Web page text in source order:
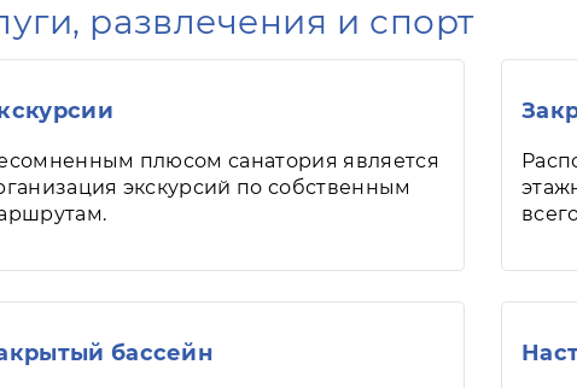
развлечения и спорт
плюсом санатория является
экскурсий по собственным
бассейн